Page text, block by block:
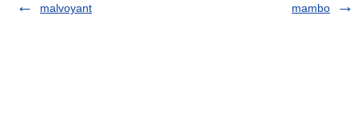
malvoyant
mambo